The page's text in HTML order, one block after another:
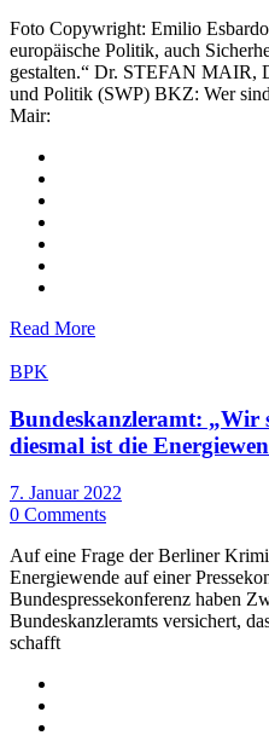
Foto Copywright: Emilio
europäische Politik, auch
gestalten.“ Dr. STEFAN MAIR,
und Politik (SWP) BKZ: Wer
Mair:
Read More
BPK
Bundeskanzleramt: „Wir
diesmal ist die
7. Januar 2022
0 Comments
Auf eine Frage der Berliner
Energiewende auf einer
Bundespressekonferenz haben
Bundeskanzleramts versichert,
schafft